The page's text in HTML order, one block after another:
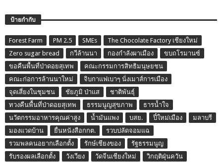
ป้ายกำกับ
Forest Farm PM 2.5 SMEs
The Chocolate Factory เชียงใหม่
Zero sugar bread
กวีล้านนา กองกำลังผาเมือง
ขบถโรมานซ์
ขอคืนพื้นที่ป่าดอยสุเทพ
คณะกรรมการสิทธิมนุษยชน
คณะก่อการล้านนาใหม่
จิบกาแฟเบาๆ นั่งเมาส์การเมือง
จุดเสี่ยงในชุมชน
ชัยภูมิ ป่าแส
ชาติพันธุ์
ทวงคืนพื้นที่ป่าดอยสุเทพ
ธรรมนูญสุขภาพ
ธารน้ำใจ
นวัตกรรมอาหารคุณค่าสูง
น้ำมันแพง บสย. ปี๋ใหม่เมือง
มลาบรี
มองแวดบ้าน
ยื่นหนังสือกกต.
รวบปลัดจอมแฉ
รวมพลคนอยากเลือกตั้ง
รักษ์เชียงของ
รัฐธรรมนูญ
รับรองผลเลือกตั้ง
วังเวียง วัดจีนเชียงใหม่ วิกฤติฝุ่นควัน